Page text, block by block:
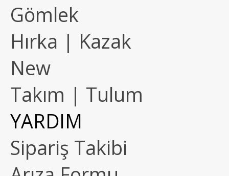
Gömlek
Hırka | Kazak
New
Takım | Tulum
YARDIM
Sipariş Takibi